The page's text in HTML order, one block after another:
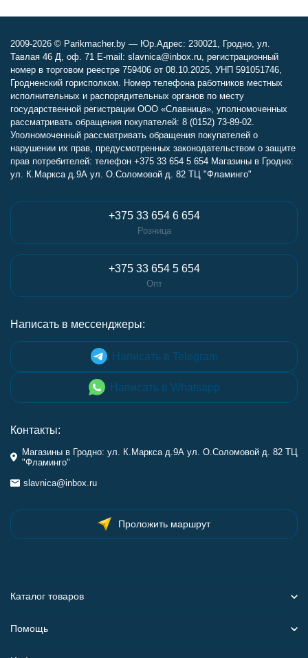
2009-2026 © Parikmacher.by — Юр.Адрес: 230021, Гродно, ул.
Тавлая 46 Д, оф. 71 E-mail: slavnica@inbox.ru, регистрационный
номер в торговом реестре 759406 от 08.10.2025, УНП 591051746,
Гродненский горисполком. Номер телефона работников местных
исполнительных и распорядительных органов по месту
государственной регистрации ООО «Славница», уполномоченных
рассматривать обращения покупателей: 8 (0152) 73-89-02.
Уполномоченный рассматривать обращения покупателей о
нарушении их прав, предусмотренных законодательством о защите
прав потребителей: телефон +375 33 654 5 654 Магазины в Гродно:
ул. К.Маркса д.9А ул. О.Соломовой д. 82 ТЦ "Фламинго"
+375 33 654 6 654
Розница
+375 33 654 5 654
Опт
Написать в мессенджеры:
Написать в Telegram
Написать в Whatsapp
Контакты:
Магазины в Гродно: ул. К.Маркса д.9А ул. О.Соломовой д. 82 ТЦ
"Фламинго"
slavnica@inbox.ru
Проложить маршрут
Каталог товаров
Помощь